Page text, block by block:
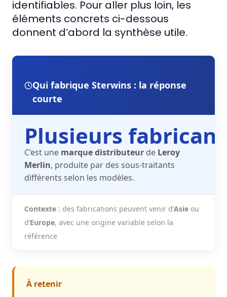
identifiables. Pour aller plus loin, les
éléments concrets ci-dessous
donnent d’abord la synthèse utile.
Qui fabrique Sterwins : la réponse
courte
Plusieurs
C’est une marque distributeur de Leroy
Merlin, produite par des sous-traitants
différents selon les modèles.
Contexte : des fabrications peuvent venir d’Asie ou
d’Europe, avec une origine variable selon la
référence
À retenir